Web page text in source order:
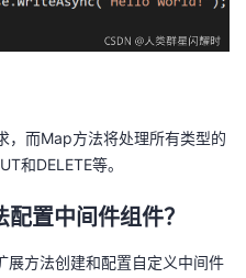
，而Map方法将处理所有类型的
和DELETE等。
置中间件组件？
展方法创建和配置自定义中间件